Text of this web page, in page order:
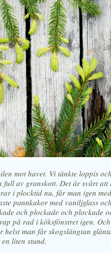
mot havet. Vi tänkte loppis
full av granskott. Det är svårt
i plocktid nu, får man igen
pannkakor med vaniljglass
och plockade och plockade
på rad i köksfönstret igen.
helst man får skogslängtan
liten stund.